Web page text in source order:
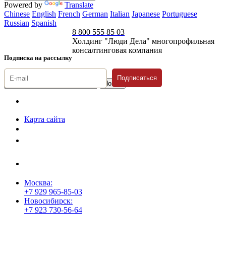
Powered by
Translate
Chinese English French German Italian Japanese Portuguese
Russian Spanish
Подписка на рассылку
8 800 555 85 03
Холдинг "Люди Дела" многопрофильная
консалтинговая компания
Подписаться
Карта сайта
Москва:
+7 929 965-85-03
Новосибирск:
+7 923 730-56-64